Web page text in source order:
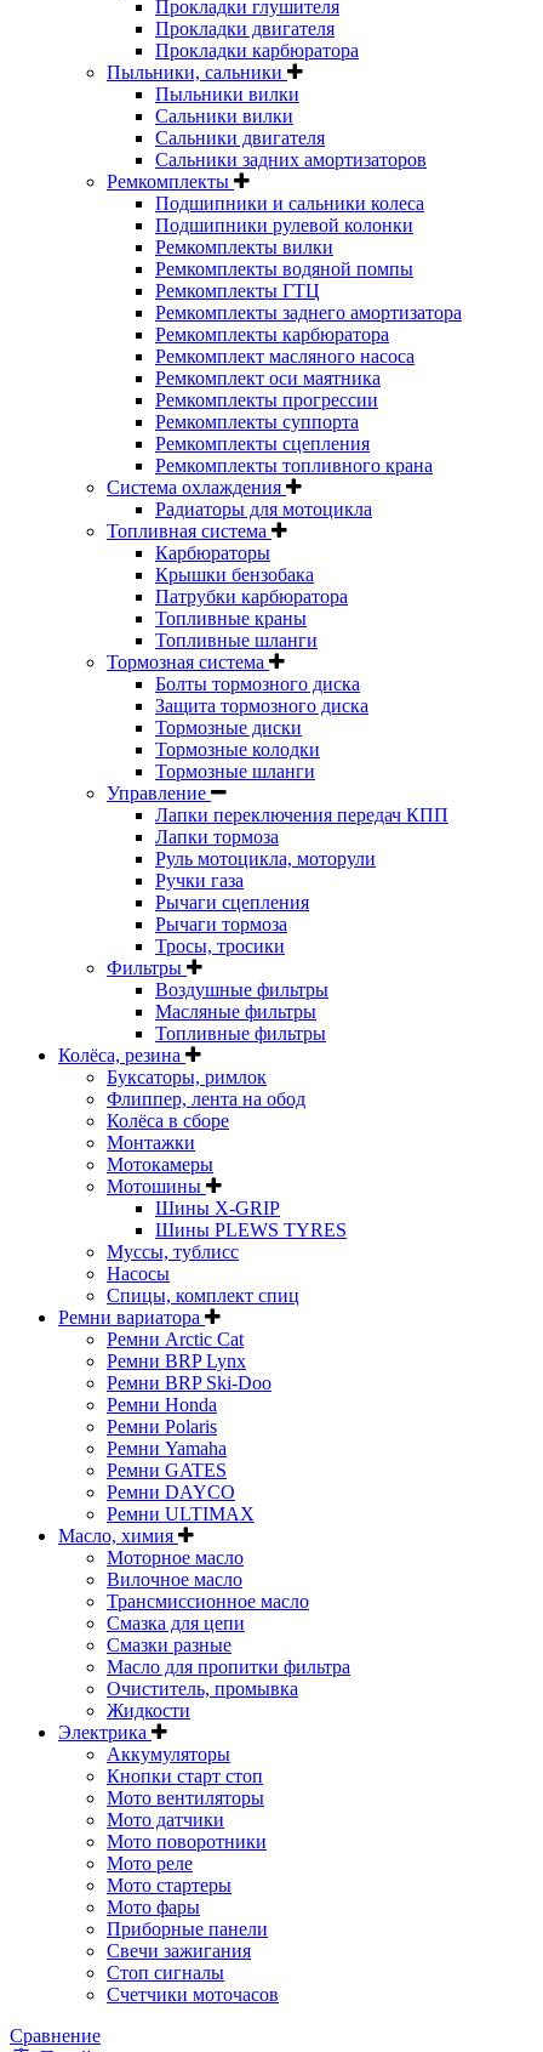
Прокладки глушителя
Прокладки двигателя
Прокладки карбюратора
Пыльники, сальники
Пыльники вилки
Сальники вилки
Сальники двигателя
Сальники задних амортизаторов
Ремкомплекты
Подшипники и сальники колеса
Подшипники рулевой колонки
Ремкомплекты вилки
Ремкомплекты водяной помпы
Ремкомплекты ГТЦ
Ремкомплекты заднего амортизатора
Ремкомплекты карбюратора
Ремкомплект масляного насоса
Ремкомплект оси маятника
Ремкомплекты прогрессии
Ремкомплекты суппорта
Ремкомплекты сцепления
Ремкомплекты топливного крана
Система охлаждения
Радиаторы для мотоцикла
Топливная система
Карбюраторы
Крышки бензобака
Патрубки карбюратора
Топливные краны
Топливные шланги
Тормозная система
Болты тормозного диска
Защита тормозного диска
Тормозные диски
Тормозные колодки
Тормозные шланги
Управление
Лапки переключения передач КПП
Лапки тормоза
Руль мотоцикла, моторули
Ручки газа
Рычаги сцепления
Рычаги тормоза
Тросы, тросики
Фильтры
Воздушные фильтры
Масляные фильтры
Топливные фильтры
Колёса, резина
Буксаторы, римлок
Флиппер, лента на обод
Колёса в сборе
Монтажки
Мотокамеры
Мотошины
Шины X-GRIP
Шины PLEWS TYRES
Муссы, тублисс
Насосы
Спицы, комплект спиц
Ремни вариатора
Ремни Arctic Cat
Ремни BRP Lynx
Ремни BRP Ski-Doo
Ремни Honda
Ремни Polaris
Ремни Yamaha
Ремни GATES
Ремни DAYCO
Ремни ULTIMAX
Масло, химия
Моторное масло
Вилочное масло
Трансмиссионное масло
Смазка для цепи
Смазки разные
Масло для пропитки фильтра
Очиститель, промывка
Жидкости
Электрика
Аккумуляторы
Кнопки старт стоп
Мото вентиляторы
Мото датчики
Мото поворотники
Мото реле
Мото стартеры
Мото фары
Приборные панели
Свечи зажигания
Стоп сигналы
Счетчики моточасов
Сравнение